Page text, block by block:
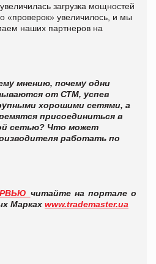
загрузка мощностей
«проверок» увеличилось, и мы
наших партнеров на
мнению, почему одни
от СТМ, успев
хорошими сетями, а
присоединиться в
сетью? Что может
работать по
читайте на портале о
Марках www.trademaster.ua